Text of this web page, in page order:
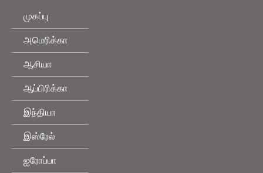
முகப்பு
அமெரிக்கா
ஆசியா
ஆப்பிரிக்கா
இந்தியா
இஸ்ரேல்
ஐரோப்பா